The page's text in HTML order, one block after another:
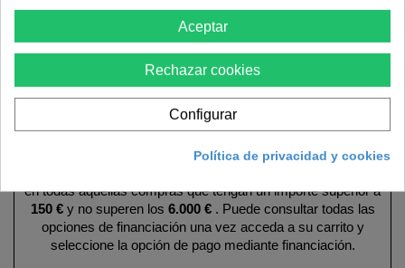
Más
En Ferretería VTC ofrecemos a nuestros clientes la opción de
en todas aquellas compras que tengan un importe superior a
150 €y no superen los 6.000 €. Puede consultar todas las
opciones de financiación una vez acceda a su carrito y
seleccione la opción de pago mediante financiación.
Aceptar
Rechazar cookies
Configurar
Política de privacidad y cookies